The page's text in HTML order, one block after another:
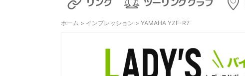
ホーム > インプレッション > YAMAHA YZF-R7